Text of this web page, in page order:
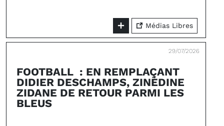
Médias Libres
29/07/2026
FOOTBALL : EN REMPLAÇANT
DIDIER DESCHAMPS, ZINÉDINE
ZIDANE DE RETOUR PARMI LES
BLEUS